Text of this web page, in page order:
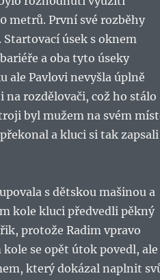
metrů. První své rozběhy
úsek s oknem
a oba tyto úseky
ale Pavlovi nevyšla úplně
na rozdělovači, což ho stálo
byl mužem na svém
a kluci si tak zapsali
s dětskou mašinou a
kole kluci předvedli pěkný
protože Radim vpravo
se opět útok povedl, ale
který dokázal naplnit